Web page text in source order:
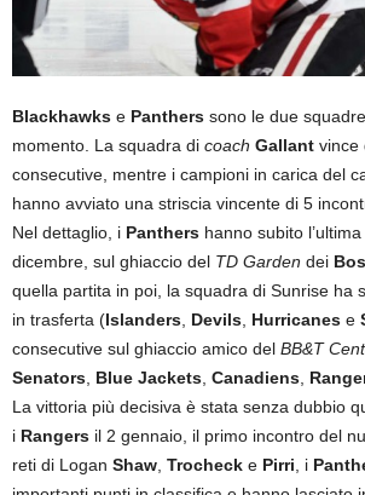
Blackhawks e Panthers sono le due
momento. La squadra di coach Gallant vince
consecutive, mentre i campioni in carica del
hanno avviato una striscia vincente di 5
Nel dettaglio, i Panthers hanno subito
dicembre, sul ghiaccio del TD Garden dei
quella partita in poi, la squadra di Sunrise ha
in trasferta (Islanders Devils Hurricanes e
consecutive sul ghiaccio amico del BB&T
Senators Blue Jackets Canadiens
La vittoria più decisiva è stata senza dubbio
i Rangers il 2 gennaio, il primo incontro del
reti di Logan Shaw Trocheck e Pirri , i